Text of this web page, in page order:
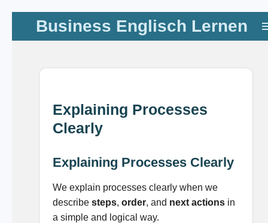
Zum
Hauptinhalt
springen
Business Englisch Lernen
Explaining Processes
Clearly
Explaining Processes Clearly
We explain processes clearly when we
describe steps, order, and next actionsin
a simple and logical way.